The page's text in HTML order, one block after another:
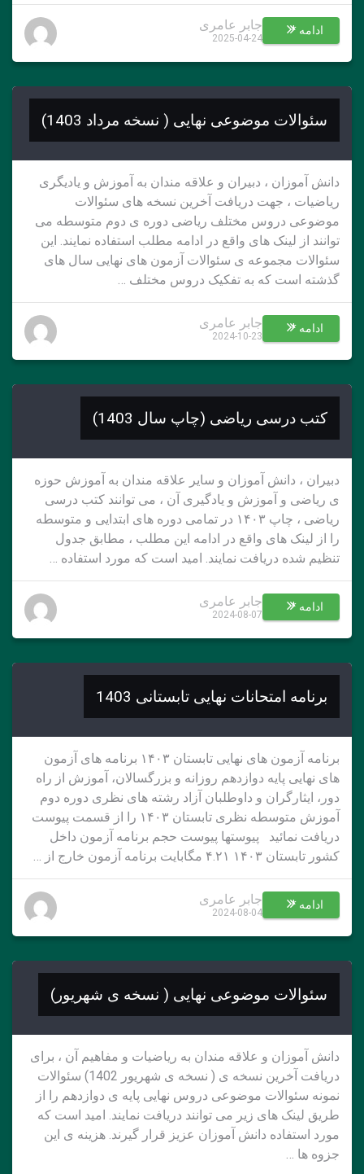
ادامه * جابر عامری
2025-04-24
سئوالات موضوعی نهایی ( نسخه مرداد 1403)
دانش آموزان ، دبیران و علاقه مندان به آموزش و یادیگری
ریاضیات ، جهت دریافت آخرین نسخه های سئوالات
موضوعی دروس مختلف ریاضی دوره ی دوم متوسطه می
توانند از لینک های واقع در ادامه مطلب استفاده نمایند. این
سئوالات مجموعه ی سئوالات آزمون های نهایی سال های
گذشته است که به تفکیک دروس مختلف …
ادامه * جابر عامری
2024-10-23
کتب درسی ریاضی (چاپ سال 1403)
دبیران ، دانش آموزان و سایر علاقه مندان به آموزش حوزه
ی ریاضی و آموزش و یادگیری آن ، می توانند کتب درسی
ریاضی ، چاپ ۱۴۰۳ در تمامی دوره های ابتدایی و متوسطه
را از لینک های واقع در ادامه این مطلب ، مطابق جدول
تنظیم شده دریافت نمایند. امید است که مورد استفاده …
ادامه * جابر عامری
2024-08-07
برنامه امتحانات نهایی تابستانی 1403
برنامه آزمون های نهایی تابستان ۱۴۰۳ برنامه های آزمون
های نهایی پایه دوازدهم روزانه و بزرگسالان، آموزش از راه
دور، ایثارگران و داوطلبان آزاد رشته های نظری دوره دوم
آموزش متوسطه نظری تابستان ۱۴۰۳ را از قسمت پیوست
دریافت نمائید پیوستها پیوست حجم برنامه آزمون داخل
کشور تابستان ۱۴۰۳ ۴.۲۱ مگابایت برنامه آزمون خارج از …
ادامه * جابر عامری
2024-08-04
سئوالات موضوعی نهایی ( نسخه ی شهریور)
دانش آموزان و علاقه مندان به ریاضیات و مفاهیم آن ، برای
دریافت آخرین نسخه ی ( نسخه ی شهریور 1402) سئوالات
نمونه سئوالات موضوعی دروس نهایی پایه ی دوازدهم را از
طریق لینک های زیر می توانند دریافت نمایند. امید است که
مورد استفاده دانش آموزان عزیز قرار گیرند. هزینه ی این
جزوه ها …